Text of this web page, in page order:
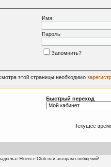
Имя:
Пароль:
Запомнить?
этой страницы необходимо
Быстрый переход
Текущее
Fluence-Club.ru и авторам сообщений!